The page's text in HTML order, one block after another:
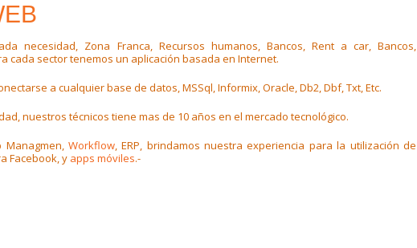
necesidad, Zona Franca, Recursos humanos, Bancos, Rent a car, Bancos,
cada sector tenemos un aplicación basada en Internet.
a cualquier base de datos, MSSql, Informix, Oracle, Db2, Dbf, Txt, Etc.
nuestros técnicos tiene mas de 10 años en el mercado tecnológico.
Managmen, Workflow, ERP, brindamos nuestra experiencia para la utilización de
Facebook, y apps móviles.-